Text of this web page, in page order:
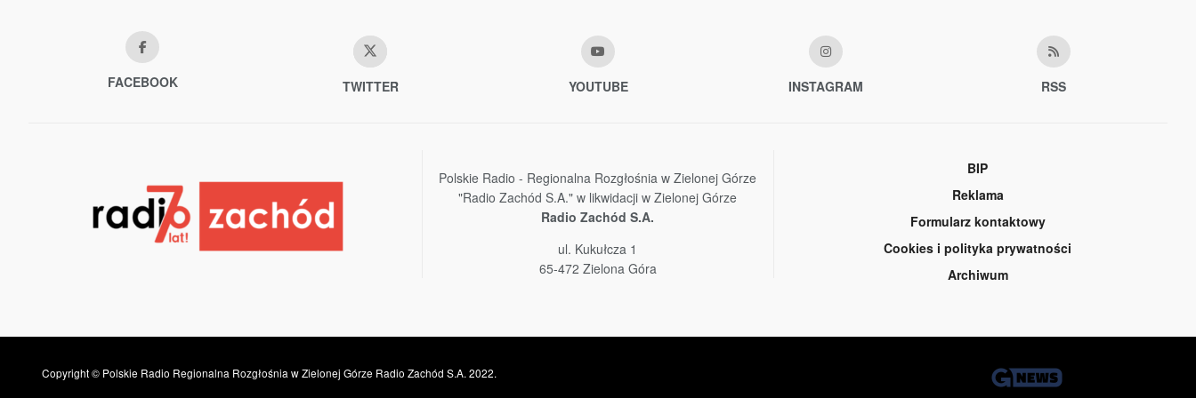
FACEBOOK TWITTER YOUTUBE INSTAGRAM RSS
Polskie Radio - Regionalna Rozgłośnia w Zielonej Górze
"Radio Zachód S.A." w likwidacji w Zielonej Górze
Radio Zachód S.A.
ul. Kukułcza 1
65-472 Zielona Góra
BIP
Reklama
Formularz kontaktowy
Cookies i polityka prywatności
Archiwum
Copyright © Polskie Radio Regionalna Rozgłośnia w Zielonej Górze Radio Zachód S.A. 2022.